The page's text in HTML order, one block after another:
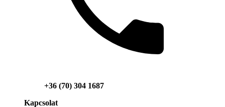
+36 (70) 304 1687
Kapcsolat